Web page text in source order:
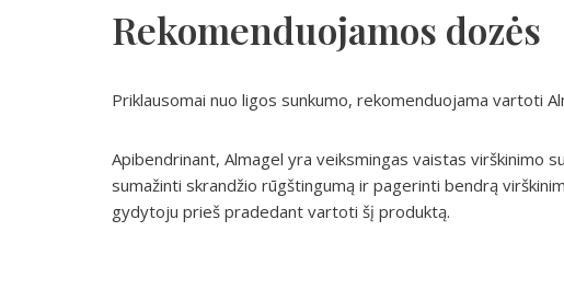
Rekomenduojamos dozės
Priklausomai nuo ligos sunkumo, rekomenduojama vartoti
Apibendrinant, Almagel yra veiksmingas vaistas virškinimo
sumažinti skrandžio rūgštingumą ir pagerinti bendrą
gydytoju prieš pradedant vartoti šį produktą.